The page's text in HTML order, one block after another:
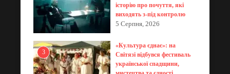
історію про почуття, які
виходять з-під контролю
5 Серпня, 2026
3
«Культура єднає»: на
Світязі відбувся фестиваль
української спадщини,